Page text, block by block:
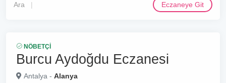
Ara Eczaneye Git
NÖBETÇI
Burcu Aydoğdu Eczanesi
Antalya - Alanya